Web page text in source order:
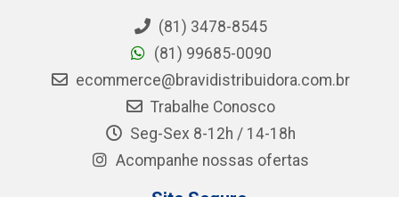
(81) 3478-8545
(81) 99685-0090
ecommerce@bravidistribuidora.com.br
Trabalhe Conosco
Seg-Sex 8-12h / 14-18h
Acompanhe nossas ofertas